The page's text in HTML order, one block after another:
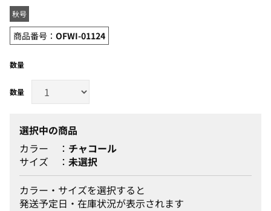
秋号
商品番号： OFWI-01124
数量
選択中の商品
カラー
チャコール
サイズ
未選択
カラー・サイズを選択すると
発送予定日・在庫状況が表示されます